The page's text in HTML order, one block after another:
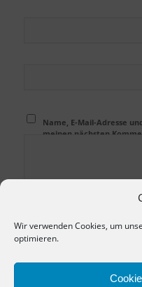
Wir verwenden Cookies, um
optimieren.
Name, E-Mail-Adresse
meinen nächsten